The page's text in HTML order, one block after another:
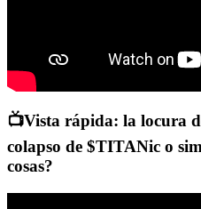
📺Vista rápida: la locura
colapso de $TITANic o
cosas?